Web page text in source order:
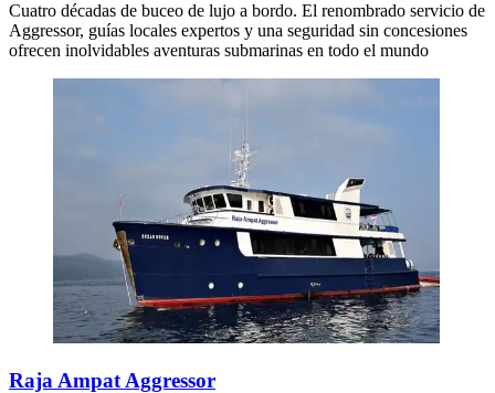
Cuatro décadas de buceo de lujo a bordo. El renombrado servicio de
Aggressor, guías locales expertos y una seguridad sin concesiones
ofrecen inolvidables aventuras submarinas en todo el mundo
Raja Ampat Aggressor